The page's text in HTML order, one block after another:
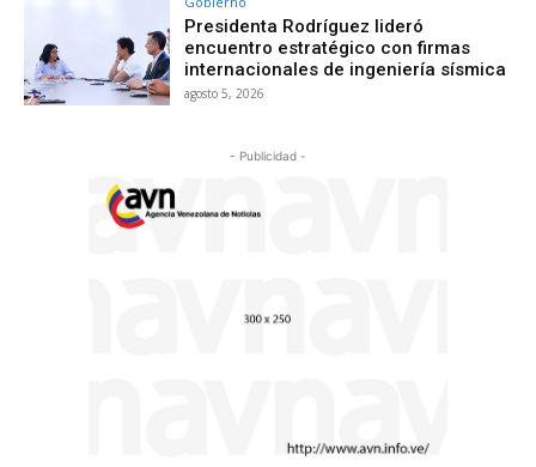
Presidenta Rodríguez lideró
encuentro estratégico con firmas
internacionales de ingeniería sísmica
agosto 5, 2026
- Publicidad -